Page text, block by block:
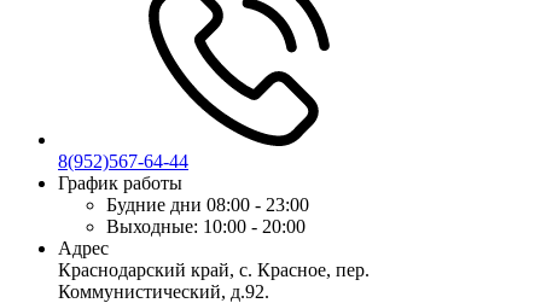
8(952)567-64-44
График работы
Будние дни 08:00 - 23:00
Выходные: 10:00 - 20:00
Адрес
Краснодарский край, с. Красное, пер.
Коммунистический, д.92.